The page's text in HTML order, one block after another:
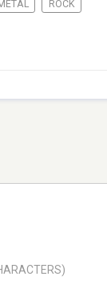
ROCK